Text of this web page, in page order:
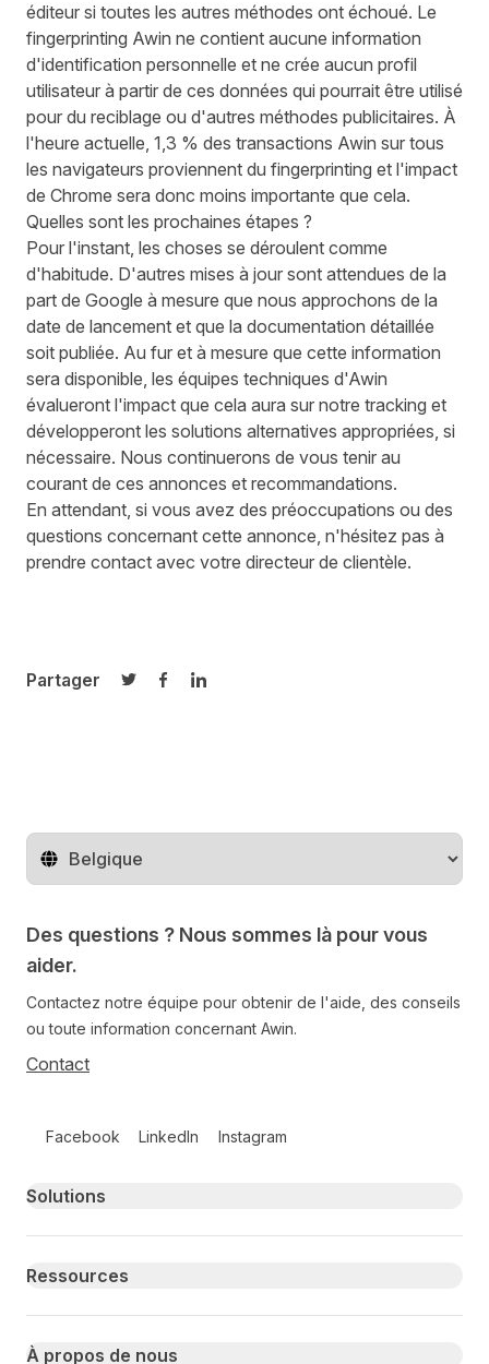
éditeur si toutes les autres méthodes ont échoué. Le
fingerprinting Awin ne contient aucune information
d'identification personnelle et ne crée aucun profil
utilisateur à partir de ces données qui pourrait être utilisé
pour du reciblage ou d'autres méthodes publicitaires. À
l'heure actuelle, 1,3 % des transactions Awin sur tous
les navigateurs proviennent du fingerprinting et l'impact
de Chrome sera donc moins importante que cela.
Quelles sont les prochaines étapes ?
Pour l'instant, les choses se déroulent comme
d'habitude. D'autres mises à jour sont attendues de la
part de Google à mesure que nous approchons de la
date de lancement et que la documentation détaillée
soit publiée. Au fur et à mesure que cette information
sera disponible, les équipes techniques d'Awin
évalueront l'impact que cela aura sur notre tracking et
développeront les solutions alternatives appropriées, si
nécessaire. Nous continuerons de vous tenir au
courant de ces annonces et recommandations.
En attendant, si vous avez des préoccupations ou des
questions concernant cette annonce, n'hésitez pas à
prendre contact avec votre directeur de clientèle.
Partager
Partager sur Twitter
Partager sur Facebook
Partager sur LinkedIn
Changer de pays
Des questions ? Nous sommes là pour vous
aider.
Contactez notre équipe pour obtenir de l'aide, des conseils
ou toute information concernant Awin.
Contact
Facebook LinkedIn Instagram
Primary footer navigation
Solutions
Ressources
À propos de nous